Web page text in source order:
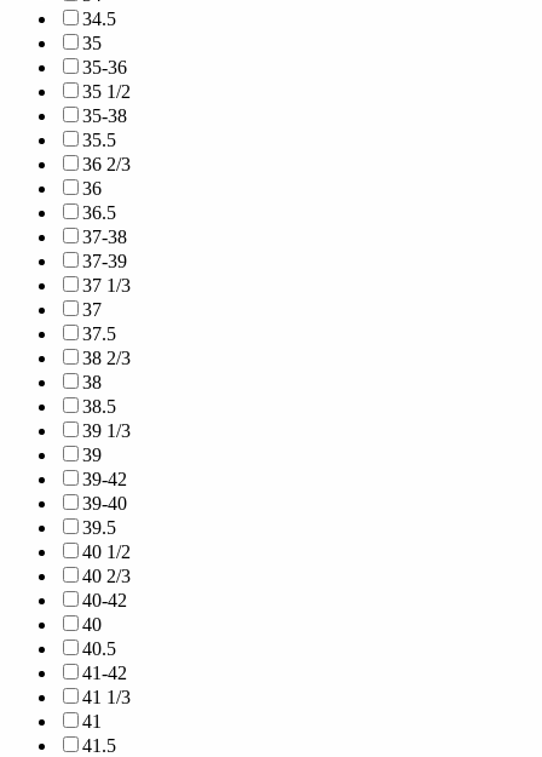
34.5
35
35-36
35 1/2
35-38
35.5
36 2/3
36
36.5
37-38
37-39
37 1/3
37
37.5
38 2/3
38
38.5
39 1/3
39
39-42
39-40
39.5
40 1/2
40 2/3
40-42
40
40.5
41-42
41 1/3
41
41.5